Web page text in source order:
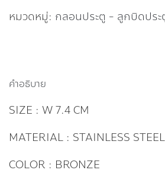
หมวดหมู่: กลอนประตู - ลูกบิดปร
คำอธิบาย
SIZE : W 7.4 CM
MATERIAL : STAINLESS STEEL
COLOR : BRONZE